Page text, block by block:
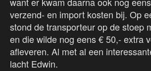
verzend- en import kosten bij. Op
stond de transporteur op de stoep
en die wilde nog eens € 50,- extra
afleveren. Al met al een
lacht Edwin.